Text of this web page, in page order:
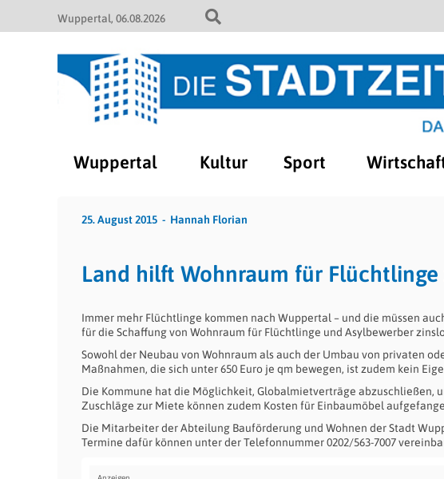
Wuppertal 06.08.2026
Wuppertal Kultur Sport
25. August 2015 Hannah Florian
Land hilft Wohnraum für Flüchtlinge
Immer mehr Flüchtlinge kommen nach Wuppertal – und die müssen
für die Schaffung von Wohnraum für Flüchtlinge und Asylbewerber
Sowohl der Neubau von Wohnraum als auch der Umbau von privaten
Maßnahmen, die sich unter 650 Euro je qm bewegen, ist zudem kein
Die Kommune hat die Möglichkeit, Globalmietverträge abzuschließen,
Zuschläge zur Miete können zudem Kosten für Einbaumöbel
Die Mitarbeiter der Abteilung Bauförderung und Wohnen der Stadt
Termine dafür können unter der Telefonnummer 0202/563-7007